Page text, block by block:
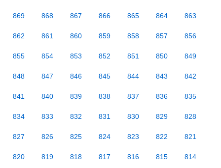
869 868 867 866 865 864 863
862 861 860 859 858 857 856
855 854 853 852 851 850 849
848 847 846 845 844 843 842
841 840 839 838 837 836 835
834 833 832 831 830 829 828
827 826 825 824 823 822 821
820 819 818 817 816 815 814